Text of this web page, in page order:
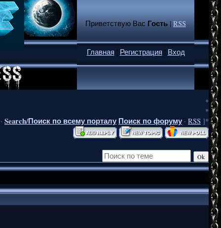
Приветствую Вас Гость|RSS
Главная | Регистрация | Вход
*
*
Search/Поиск по всему порталу Поиск по форуму · RSS ]*